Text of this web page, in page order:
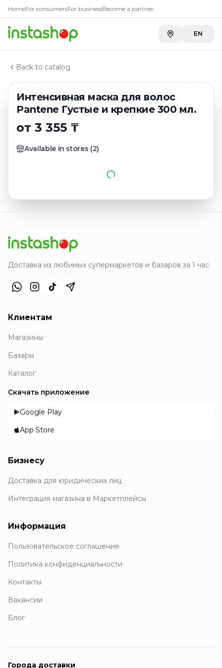
HomeFor consumersFor businessBecome a partner
EN
Back to catalog
Интенсивная маска для волос
Pantene Густые и крепкие 300 мл.
от 3 355 ₸
Available in stores (2)
Главная
Каталог
Кондиционеры, бальзамы для волос
Интенсивная маска для волос Pantene Густые и
КупитьИнтенсивная маска
A-Store ADK на Бажова
Доставка из любимых супермаркетов и базаров за 1 час
Клиентам
Магазины
Базары
Каталог
Скачать приложение
Google Play
App Store
Бизнесу
Доставка для юридических лиц
Интеграция магазина в Маркетплейсы
Информация
Пользовательское соглашение
Политика конфиденциальности
Контакты
Вакансии
Блог
Города доставки